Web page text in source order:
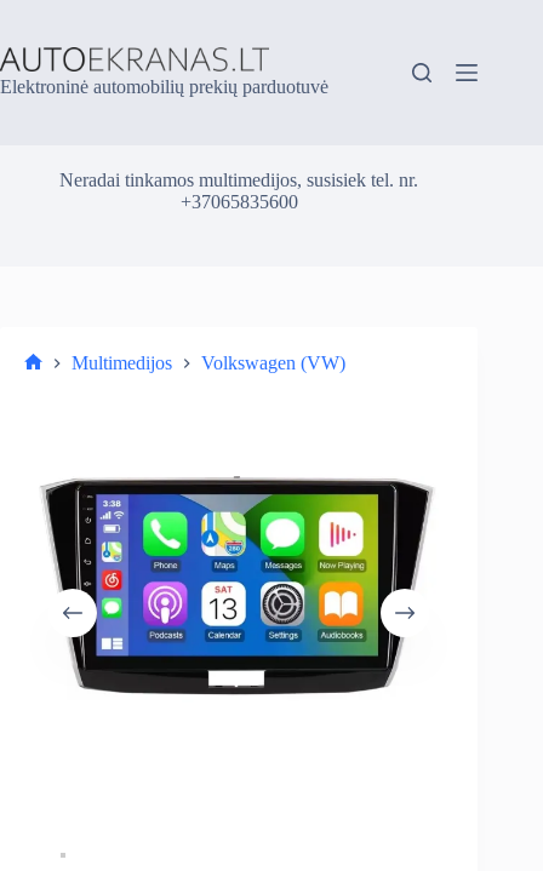
content
Elektroninė automobilių prekių parduotuvė
Neradai tinkamos multimedijos, susisiek tel. nr.
+37065835600
Multimedijos Volkswagen (VW)